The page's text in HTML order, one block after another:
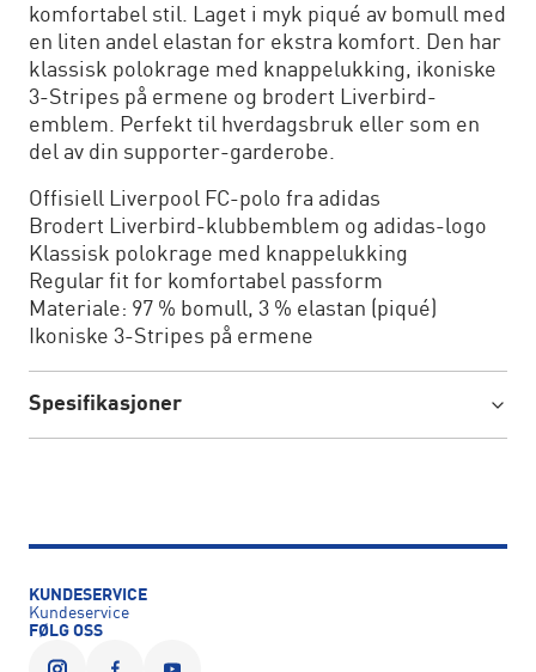
komfortabel stil. Laget i myk piqué av bomull med
en liten andel elastan for ekstra komfort. Den har
klassisk polokrage med knappelukking, ikoniske
3-Stripes på ermene og brodert Liverbird-
emblem. Perfekt til hverdagsbruk eller som en
del av din supporter-garderobe.
Offisiell Liverpool FC-polo fra adidas
Brodert Liverbird-klubbemblem og adidas-logo
Klassisk polokrage med knappelukking
Regular fit for komfortabel passform
Materiale: 97 % bomull, 3 % elastan (piqué)
Ikoniske 3-Stripes på ermene
Spesifikasjoner
KUNDESERVICE
Kundeservice
FØLG OSS